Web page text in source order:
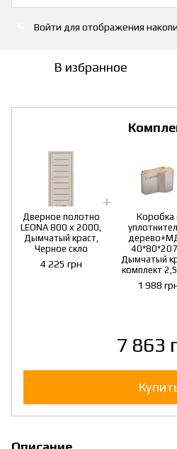
Войти для отображения
В избранное
Дверное полотно
LEONA 800 х 2000,
Дымчатый краст,
Черное скло
4 225 грн
Коробка
Дымчатый
комплект
1 988
7 863